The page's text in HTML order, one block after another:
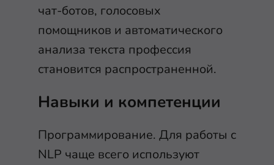
чат-ботов, голосовых
помощников и автоматического
анализа текста профессия
становится распространенной.
Навыки и компетенции
Программирование. Для работы с
NLP чаще всего используют